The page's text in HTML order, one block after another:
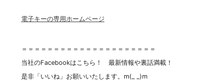
電子キーの専用ホームページ
＝＝＝＝＝＝＝＝＝＝＝＝＝＝＝＝＝＝＝＝＝
当社のFacebookはこちら！ 最新情報や裏話満載！
是非「いいね」お願いいたします。m(_ _)m